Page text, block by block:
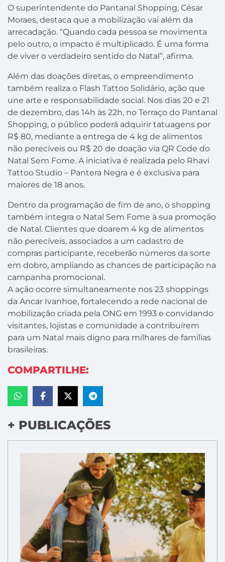
O superintendente do Pantanal Shopping, César
Moraes, destaca que a mobilização vai além da
arrecadação. “Quando cada pessoa se movimenta
pelo outro, o impacto é multiplicado. É uma forma
de viver o verdadeiro sentido do Natal”, afirma.
Além das doações diretas, o empreendimento
também realiza o Flash Tattoo Solidário, ação que
une arte e responsabilidade social. Nos dias 20 e 21
de dezembro, das 14h às 22h, no Terraço do Pantanal
Shopping, o público poderá adquirir tatuagens por
R$ 80, mediante a entrega de 4 kg de alimentos
não perecíveis ou R$ 20 de doação via QR Code do
Natal Sem Fome. A iniciativa é realizada pelo Rhavi
Tattoo Studio – Pantera Negra e é exclusiva para
maiores de 18 anos.
Dentro da programação de fim de ano, o shopping
também integra o Natal Sem Fome à sua promoção
de Natal. Clientes que doarem 4 kg de alimentos
não perecíveis, associados a um cadastro de
compras participante, receberão números da sorte
em dobro, ampliando as chances de participação na
campanha promocional.
A ação ocorre simultaneamente nos 23 shoppings
da Ancar Ivanhoe, fortalecendo a rede nacional de
mobilização criada pela ONG em 1993 e convidando
visitantes, lojistas e comunidade a contribuírem
para um Natal mais digno para milhares de famílias
brasileiras.
COMPARTILHE:
+ PUBLICAÇÕES